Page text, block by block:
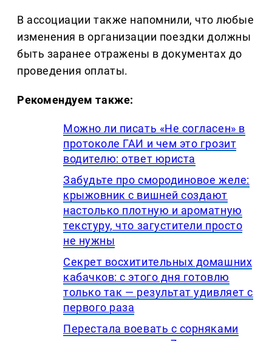
В ассоциации также напомнили, что любые
изменения в организации поездки должны
быть заранее отражены в документах до
проведения оплаты.
Рекомендуем также:
Можно ли писать «Не согласен» в
протоколе ГАИ и чем это грозит
водителю: ответ юриста
Забудьте про смородиновое желе:
крыжовник с вишней создают
настолько плотную и ароматную
текстуру, что загустители просто
не нужны
Секрет восхитительных домашних
кабачков: с этого дня готовлю
только так — результат удивляет с
первого раза
Перестала воевать с сорняками